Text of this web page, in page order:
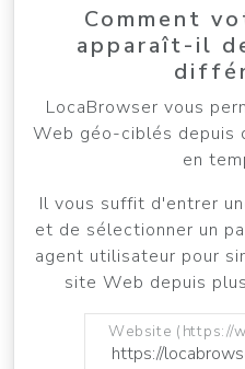
Comment
apparaît-il
LocaBrowser vous
Web géo-ciblés depuis
en
Il vous suffit d'entrer
et de sélectionner un
agent utilisateur pour
site Web depuis